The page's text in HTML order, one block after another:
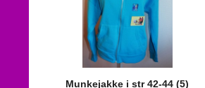
Munkejakke i str 42-44 (5)